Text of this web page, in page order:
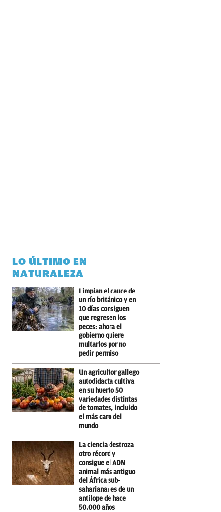
LO ÚLTIMO EN
NATURALEZA
Limpian el cauce de
un río británico y en
10 días consiguen
que regresen los
peces: ahora el
gobierno quiere
multarlos por no
pedir permiso
Un agricultor gallego
autodidacta cultiva
en su huerto 50
variedades distintas
de tomates, incluido
el más caro del
mundo
La ciencia destroza
otro récord y
consigue el ADN
animal más antiguo
del África sub-
sahariana: es de un
antílope de hace
50.000 años